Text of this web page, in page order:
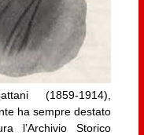
(1859-1914),
ha sempre destato
l’Archivio Storico